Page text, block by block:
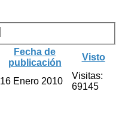
Fecha de
publicación
Visto
16 Enero 2010
Visitas:
69145